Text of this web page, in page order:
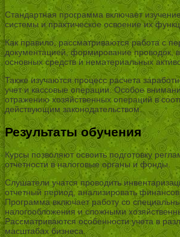
Стандартная программа включает
системы и практическое освоение их
Как правило, рассматриваются работа с
документацией, формирование проводок,
основных средств и нематериальных
Также изучаются процесс расчета
учет и кассовые операции. Особое
отражению хозяйственных операций в
действующим законодательством.
Результаты обучения
Курсы позволяют освоить подготовку
отчетности в налоговые органы и фонды.
Слушатели учатся проводить
отчетный период, анализировать
Программа включает работу со
налогообложения и сложными
Рассматриваются особенности учета в
масштабах бизнеса.